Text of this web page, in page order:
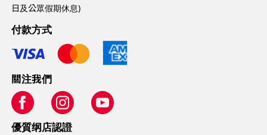
日及公眾假期休息)
付款方式
關注我們
優質纲店認證